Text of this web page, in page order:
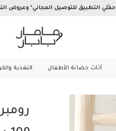
حمّلي التطبيق للتوصيل المجاني* وعروض
أثاث حضانة الأطفال التغذية